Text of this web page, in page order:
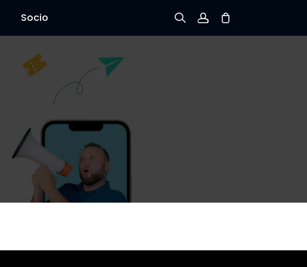
Socio